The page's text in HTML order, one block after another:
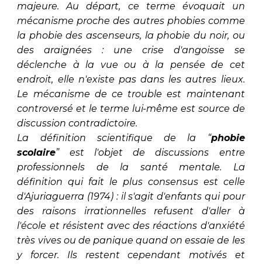
majeure. Au départ, ce terme évoquait un
mécanisme proche des autres phobies comme
la phobie des ascenseurs, la phobie du noir, ou
des araignées : une crise d'angoisse se
déclenche à la vue ou à la pensée de cet
endroit, elle n'existe pas dans les autres lieux.
Le mécanisme de ce trouble est maintenant
controversé et le terme lui-même est source de
discussion contradictoire.
La définition scientifique de la “phobie
scolaire”est l'objet de discussions entre
professionnels de la santé mentale. La
définition qui fait le plus consensus est celle
d'Ajuriaguerra (1974) : il s'agit d'enfants qui pour
des raisons irrationnelles refusent d'aller à
l'école et résistent avec des réactions d'anxiété
très vives ou de panique quand on essaie de les
y forcer. Ils restent cependant motivés et